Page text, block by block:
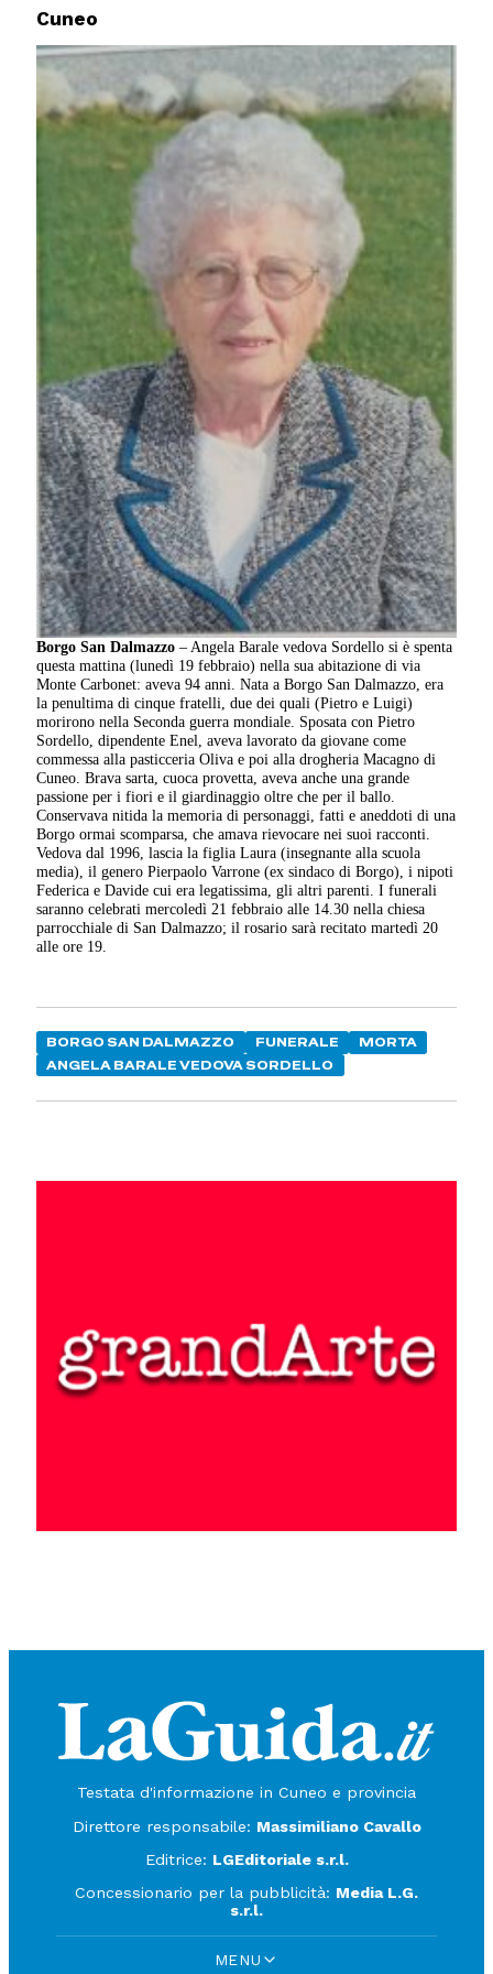
Cuneo
Borgo San Dalmazzo – Angela Barale vedova Sordello si è spenta
questa mattina (lunedì 19 febbraio) nella sua abitazione di via
Monte Carbonet: aveva 94 anni. Nata a Borgo San Dalmazzo, era
la penultima di cinque fratelli, due dei quali (Pietro e Luigi)
morirono nella Seconda guerra mondiale. Sposata con Pietro
Sordello, dipendente Enel, aveva lavorato da giovane come
commessa alla pasticceria Oliva e poi alla drogheria Macagno di
Cuneo. Brava sarta, cuoca provetta, aveva anche una grande
passione per i fiori e il giardinaggio oltre che per il ballo.
Conservava nitida la memoria di personaggi, fatti e aneddoti di una
Borgo ormai scomparsa, che amava rievocare nei suoi racconti.
Vedova dal 1996, lascia la figlia Laura (insegnante alla scuola
media), il genero Pierpaolo Varrone (ex sindaco di Borgo), i nipoti
Federica e Davide cui era legatissima, gli altri parenti. I funerali
saranno celebrati mercoledì 21 febbraio alle 14.30 nella chiesa
parrocchiale di San Dalmazzo; il rosario sarà recitato martedì 20
alle ore 19.
BORGO SAN DALMAZZO FUNERALE
MORTA
ANGELA BARALE VEDOVA SORDELLO
Testata d'informazione in Cuneo e provincia
Direttore responsabile: Massimiliano Cavallo
Editrice: LGEditoriale s.r.l.
Concessionario per la pubblicità: Media L.G.
s.r.l.
MENU